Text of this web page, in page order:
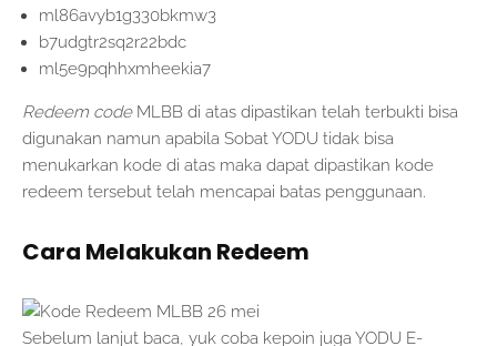
ml86avyb1g330bkmw3
b7udgtr2sq2r22bdc
ml5e9pqhhxmheekia7
Redeem codeMLBB di atas dipastikan telah terbukti bisa
digunakan namun apabila Sobat YODU tidak bisa
menukarkan kode di atas maka dapat dipastikan kode
redeem tersebut telah mencapai batas penggunaan.
Cara Melakukan Redeem
Sebelum lanjut baca, yuk coba kepoin juga YODU E-